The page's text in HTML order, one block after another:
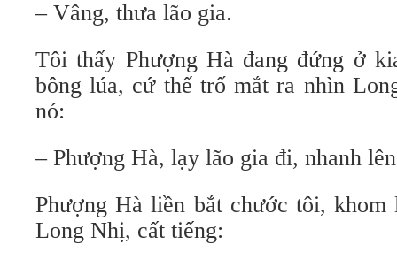
– Vâng, thưa lão gia.
Tôi thấy Phượng Hà đang đứng ở
bông lúa, cứ thế trố mắt ra nhìn
nó:
– Phượng Hà, lạy lão gia đi, nhanh
Phượng Hà liền bắt chước tôi,
Long Nhị, cất tiếng: